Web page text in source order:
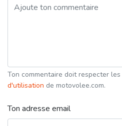
Ton commentaire doit respecter les
d'utilisation de motovolee.com.
Ton adresse email